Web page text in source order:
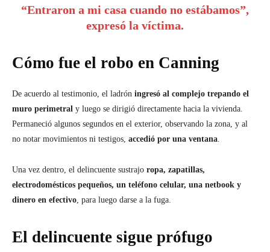
“Entraron a mi casa cuando no estábamos”,
expresó la víctima.
Cómo fue el robo en Canning
De acuerdo al testimonio, el ladrón ingresó al complejo trepando el
muro perimetral y luego se dirigió directamente hacia la vivienda.
Permaneció algunos segundos en el exterior, observando la zona, y al
no notar movimientos ni testigos, accedió por una ventana
Una vez dentro, el delincuente sustrajo ropa, zapatillas,
electrodomésticos pequeños, un teléfono celular, una netbook y
dinero en efectivo , para luego darse a la fuga.
El delincuente sigue prófugo